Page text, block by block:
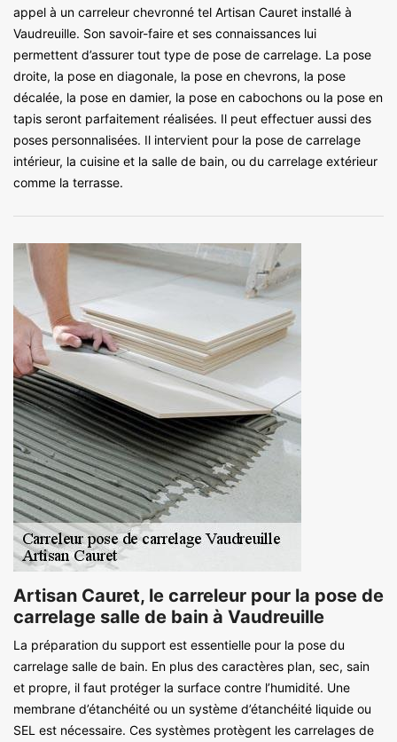
appel à un carreleur chevronné tel Artisan Cauret installé à
Vaudreuille. Son savoir-faire et ses connaissances lui
permettent d’assurer tout type de pose de carrelage. La pose
droite, la pose en diagonale, la pose en chevrons, la pose
décalée, la pose en damier, la pose en cabochons ou la pose en
tapis seront parfaitement réalisées. Il peut effectuer aussi des
poses personnalisées. Il intervient pour la pose de carrelage
intérieur, la cuisine et la salle de bain, ou du carrelage extérieur
comme la terrasse.
Artisan Cauret, le carreleur pour la pose de
carrelage salle de bain à Vaudreuille
La préparation du support est essentielle pour la pose du
carrelage salle de bain. En plus des caractères plan, sec, sain
et propre, il faut protéger la surface contre l’humidité. Une
membrane d’étanchéité ou un système d’étanchéité liquide ou
SEL est nécessaire. Ces systèmes protègent les carrelages de